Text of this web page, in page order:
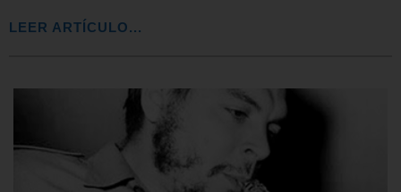
LEER ARTÍCULO...